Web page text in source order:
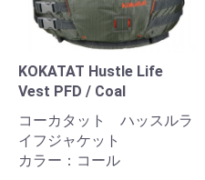
KOKATAT Hustle Life
Vest PFD / Coal
コーカタット ハッスルラ
イフジャケット
カラー：コール